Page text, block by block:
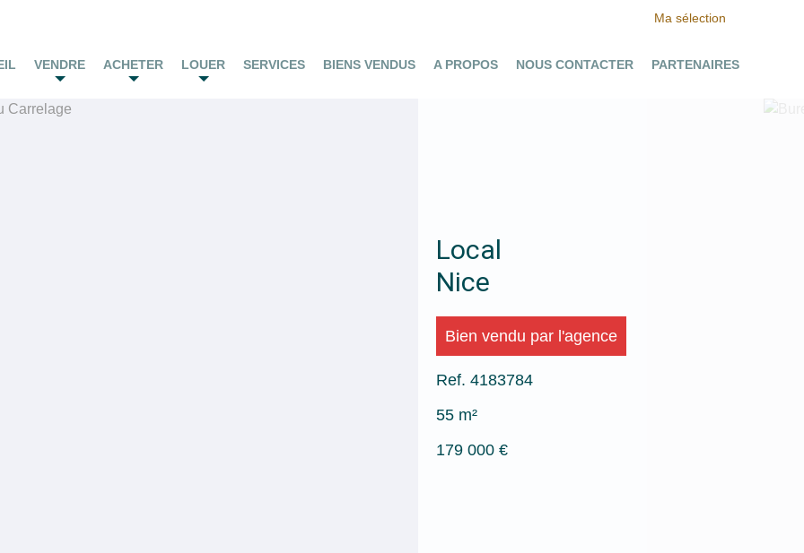
Ma sélection
VENDRE ACHETER LOUER SERVICES BIENS VENDUS A PROPOS NOUS CONTACTER PARTENAIRES
Local
Nice
Bien vendu par l'agence
Ref. 4183784
55 m²
179 000 €